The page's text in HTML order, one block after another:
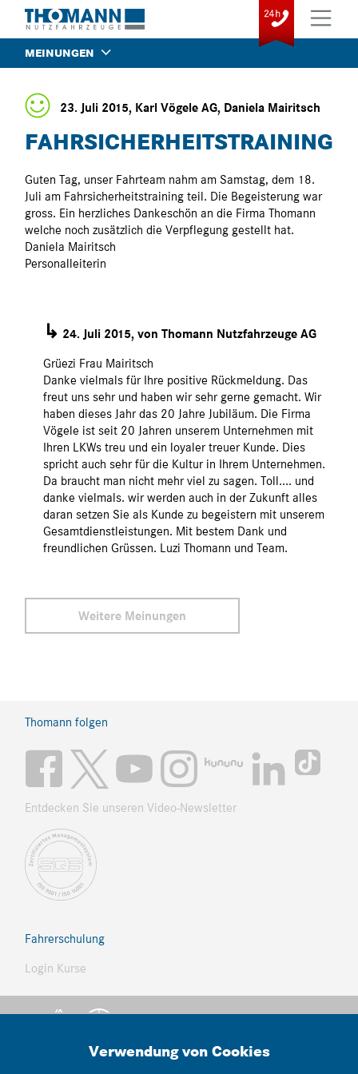
MEINUNGEN
23. Juli 2015, Karl Vögele AG, Daniela Mairitsch
FAHRSICHERHEITSTRAINING
Guten Tag, unser Fahrteam nahm am Samstag, dem 18.
Juli am Fahrsicherheitstraining teil. Die Begeisterung war
gross. Ein herzliches Dankeschön an die Firma Thomann
welche noch zusätzlich die Verpflegung gestellt hat.
Daniela Mairitsch
Personalleiterin
↳ 24. Juli 2015, von Thomann Nutzfahrzeuge AG
Grüezi Frau Mairitsch
Danke vielmals für Ihre positive Rückmeldung. Das
freut uns sehr und haben wir sehr gerne gemacht. Wir
haben dieses Jahr das 20 Jahre Jubiläum. Die Firma
Vögele ist seit 20 Jahren unserem Unternehmen mit
Ihren LKWs treu und ein loyaler treuer Kunde. Dies
spricht auch sehr für die Kultur in Ihrem Unternehmen.
Da braucht man nicht mehr viel zu sagen. Toll.... und
danke vielmals. wir werden auch in der Zukunft alles
daran setzen Sie als Kunde zu begeistern mit unserem
Gesamtdienstleistungen. Mit bestem Dank und
freundlichen Grüssen. Luzi Thomann und Team.
Weitere Meinungen
Thomann folgen
Entdecken Sie unseren Video-Newsletter
Fahrerschulung
Login Kurse
Verwendung von Cookies